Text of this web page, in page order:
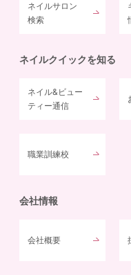
ネイルサロン
検索
ネイルクイックを知る
ネイル&ビュー
ティー通信
職業訓練校
会社情報
会社概要